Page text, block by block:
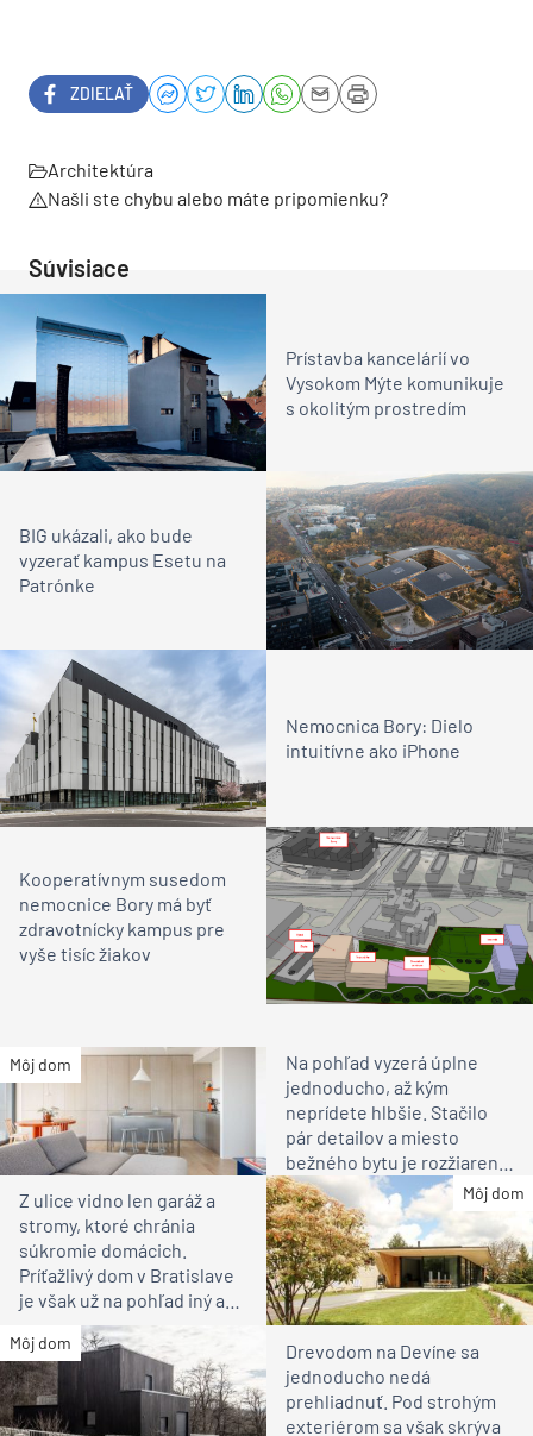
ZDIEĽAŤ
Architektúra
Našli ste chybu alebo máte pripomienku?
Súvisiace
Prístavba kancelárií vo
Vysokom Mýte komunikuje
s okolitým prostredím
BIG ukázali, ako bude
vyzerať kampus Esetu na
Patrónke
Nemocnica Bory: Dielo
intuitívne ako iPhone
Kooperatívnym susedom
nemocnice Bory má byť
zdravotnícky kampus pre
vyše tisíc žiakov
Môj dom
Na pohľad vyzerá úplne
jednoducho, až kým
neprídete hlbšie. Stačilo
pár detailov a miesto
bežného bytu je rozžiarené
bývanie pre rodinu
Môj dom
Z ulice vidno len garáž a
stromy, ktoré chránia
súkromie domácich.
Príťažlivý dom v Bratislave
je však už na pohľad iný ako
susedia
Môj dom
Drevodom na Devíne sa
jednoducho nedá
prehliadnuť. Pod strohým
exteriérom sa však skrýva